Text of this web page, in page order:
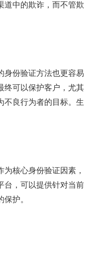
道中的欺诈，而不管欺
身份验证方法也更容易
可以保护客户，尤其
不良行为者的目标。生
核心身份验证因素，
台，可以提供针对当前
护。